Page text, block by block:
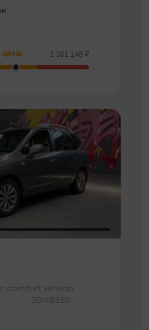
цена 1 381 148 ₽
comfort version
20148350